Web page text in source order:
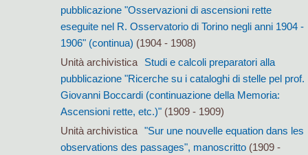
pubblicazione "Osservazioni di ascensioni rette
eseguite nel R. Osservatorio di Torino negli anni 1904 -
1906" (continua) (1904 - 1908)
Unità archivistica
Studi e calcoli preparatori alla
pubblicazione "Ricerche su i cataloghi di stelle pel prof.
Giovanni Boccardi (continuazione della Memoria:
Ascensioni rette, etc.)"(1909 - 1909)
Unità archivistica
"Sur une nouvelle equation dans les
observations des passages", manoscritto(1909 -